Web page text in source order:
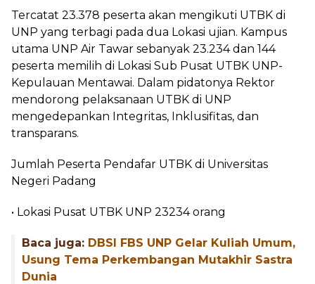
Tercatat 23.378 peserta akan mengikuti UTBK di
UNP yang terbagi pada dua Lokasi ujian. Kampus
utama UNP Air Tawar sebanyak 23.234 dan 144
peserta memilih di Lokasi Sub Pusat UTBK UNP-
Kepulauan Mentawai. Dalam pidatonya Rektor
mendorong pelaksanaan UTBK di UNP
mengedepankan Integritas, Inklusifitas, dan
transparans.
Jumlah Peserta Pendafar UTBK di Universitas
Negeri Padang
• Lokasi Pusat UTBK UNP 23234 orang
Baca juga: DBSI FBS UNP Gelar Kuliah Umum,
Usung Tema Perkembangan Mutakhir Sastra
Dunia